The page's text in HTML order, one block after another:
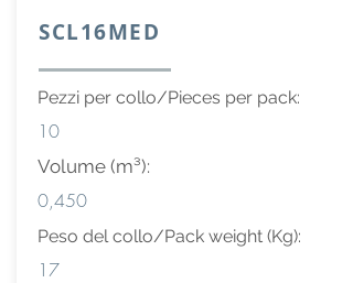
SCL16MED
Pezzi per collo/Pieces per pack:
10
Volume (m³):
0,450
Peso del collo/Pack weight (Kg):
17